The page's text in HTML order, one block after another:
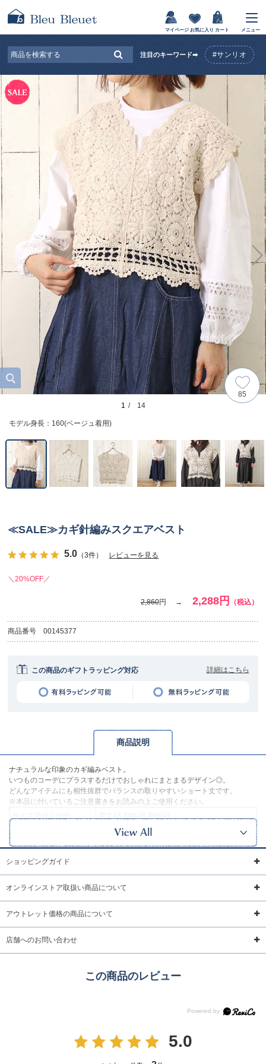
マイページ お気に入り カート メニュー
注目のキーワード➡ #サンリオ
モデル身長：160(ベージュ着用)
1 / 14
85
≪SALE≫カギ針編みスクエアベスト
5.0 （3件） レビューを見る
＼20%OFF／
2,860円 2,288円 （税込）
商品番号 00145377
この商品のギフトラッピング対応 詳細はこちら
商品説明
ナチュラルな印象のカギ編みベスト。
いつものコーデにプラスするだけでおしゃれにまとまるデザイン◎。
どんなアイテムにも相性抜群でバランスの取りやすいショート丈です。
※本品に付いているご注意書きをお読みの上ご使用ください。
原産国 中国製
こちらの商品は2025/2/10より価格改定をさせていただきます。ご了承
下さいますようお願い申し上げます。
ショッピングガイド
オンラインストア取扱い商品について
アウトレット価格の商品について
店舗へのお問い合わせ
この商品のレビュー
5.0